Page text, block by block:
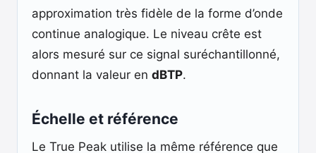
approximation très fidèle de la forme d’onde
continue analogique. Le niveau crête est
alors mesuré sur ce signal suréchantillonné,
donnant la valeur en dBTP.
Échelle et référence
Le True Peak utilise la même référence que